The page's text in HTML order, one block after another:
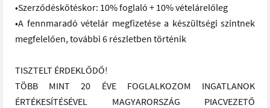
•Szerződéskötéskor: 10% foglaló + 10% vételárelőleg
•A fennmaradó vételár megfizetése a készültségi szintnek
megfelelően, további 6 részletben történik
TISZTELT ÉRDEKLŐDŐ!
TÖBB MINT 20 ÉVE FOGLALKOZOM INGATLANOK
ÉRTÉKESÍTÉSÉVEL MAGYARORSZÁG PIACVEZETŐ